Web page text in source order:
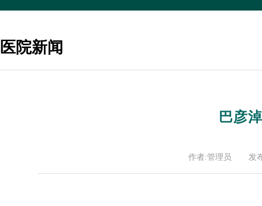
医院新闻
巴彦
作者:管理员 发